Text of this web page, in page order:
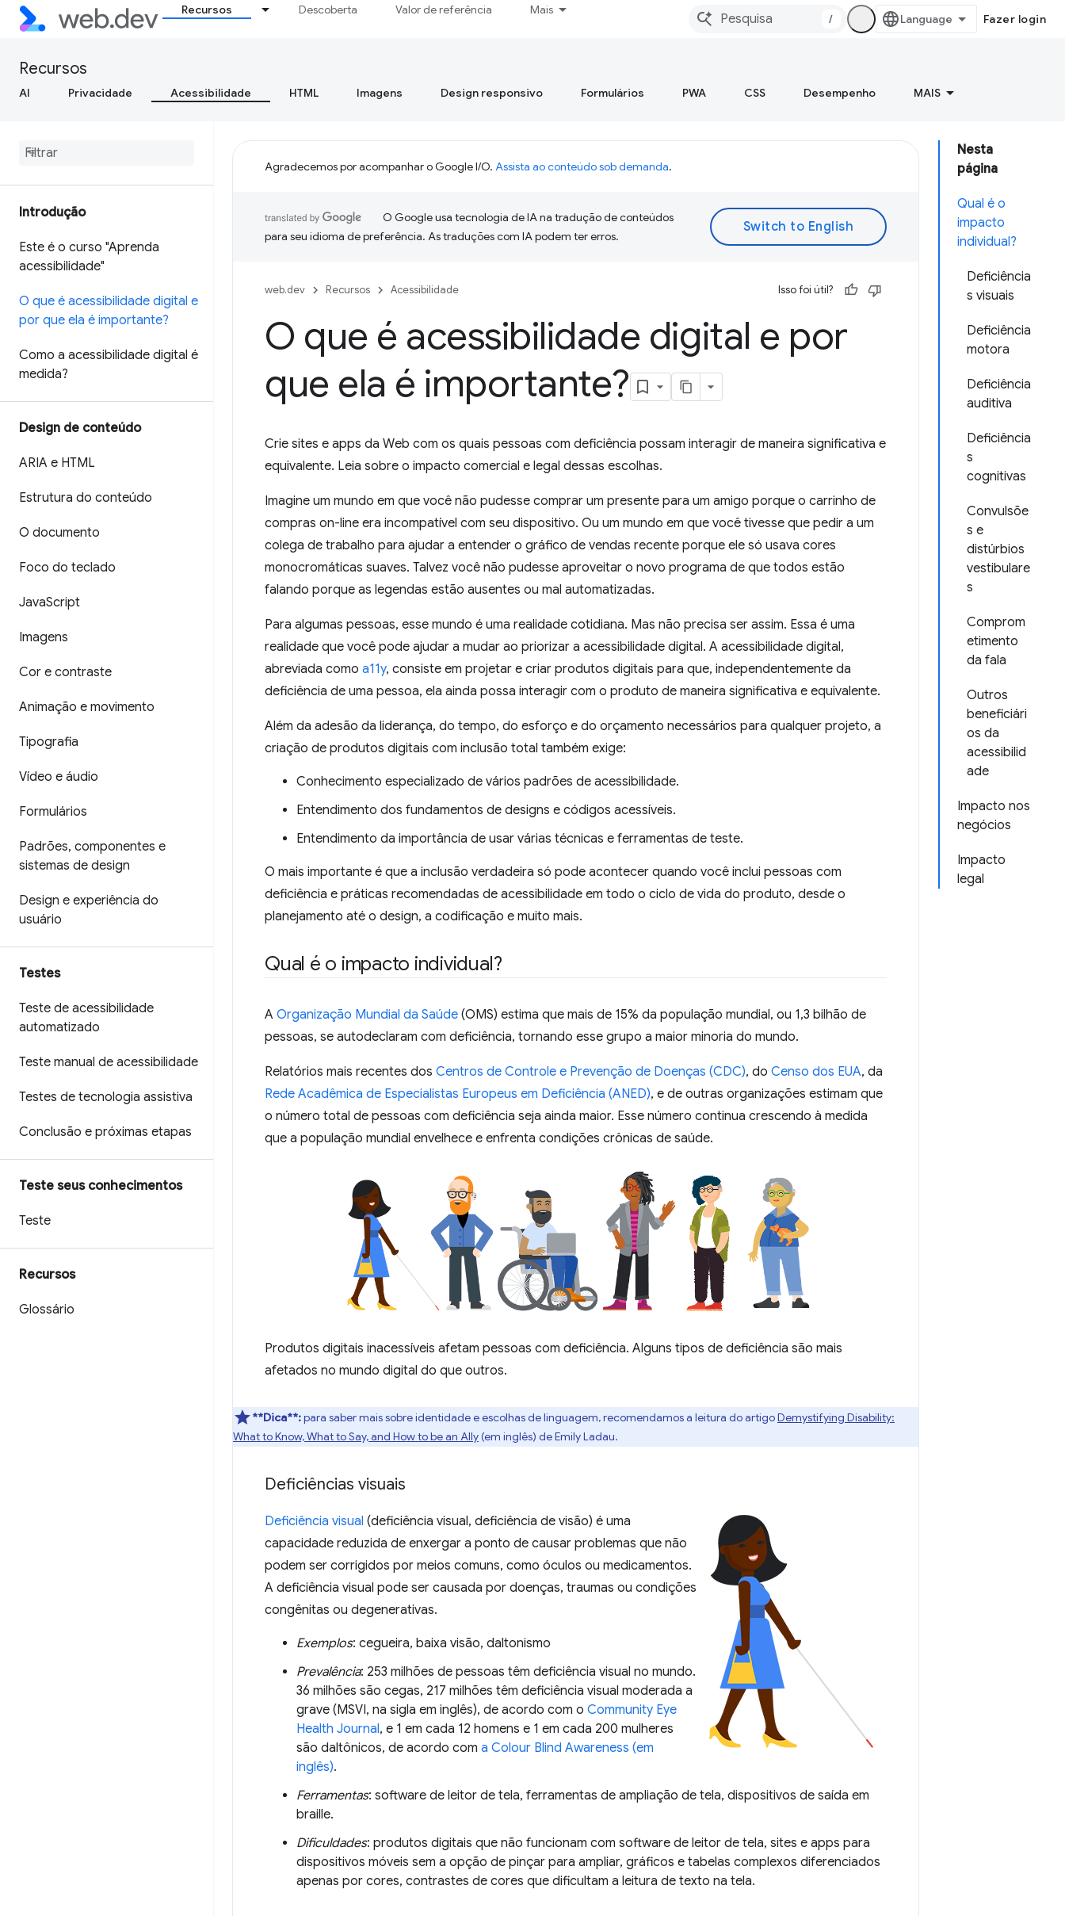
Recursos Descoberta Valor de referência Mais
/ Fazer login
Recursos
AI Privacidade Acessibilidade HTML Imagens Design responsivo Formulários PWA CSS Desempenho MAIS
Introdução
Este é o curso "Aprenda
acessibilidade"
O que é acessibilidade digital e
por que ela é importante?
Como a acessibilidade digital é
medida?
Design de conteúdo
ARIA e HTML
Estrutura do conteúdo
O documento
Foco do teclado
JavaScript
Imagens
Cor e contraste
Animação e movimento
Tipografia
Vídeo e áudio
Formulários
Padrões, componentes e
sistemas de design
Design e experiência do
usuário
Testes
Teste de acessibilidade
automatizado
Teste manual de acessibilidade
Testes de tecnologia assistiva
Conclusão e próximas etapas
Teste seus conhecimentos
Teste
Recursos
Glossário
Nesta
página
Qual é o
impacto
individual?
Deficiência
s visuais
Deficiência
motora
Deficiência
auditiva
Deficiência
s
cognitivas
Convulsõe
s e
distúrbios
vestibulare
s
Comprom
etimento
da fala
Outros
beneficiári
os da
acessibilid
ade
Impacto nos
negócios
Impacto
legal
Agradecemos por acompanhar o Google I/O. Assista ao conteúdo sob demanda.
O Google usa tecnologia de IA na tradução de conteúdos
para seu idioma de preferência. As traduções com IA podem ter erros.
web.dev Recursos Acessibilidade Isso foi útil?
O que é acessibilidade digital e por
que ela é importante?
Crie sites e apps da Web com os quais pessoas com deficiência possam interagir de maneira significativa e
equivalente. Leia sobre o impacto comercial e legal dessas escolhas.
Imagine um mundo em que você não pudesse comprar um presente para um amigo porque o carrinho de
compras on-line era incompatível com seu dispositivo. Ou um mundo em que você tivesse que pedir a um
colega de trabalho para ajudar a entender o gráfico de vendas recente porque ele só usava cores
monocromáticas suaves. Talvez você não pudesse aproveitar o novo programa de que todos estão
falando porque as legendas estão ausentes ou mal automatizadas.
Para algumas pessoas, esse mundo é uma realidade cotidiana. Mas não precisa ser assim. Essa é uma
realidade que você pode ajudar a mudar ao priorizar a acessibilidade digital. A acessibilidade digital,
abreviada como a11y, consiste em projetar e criar produtos digitais para que, independentemente da
deficiência de uma pessoa, ela ainda possa interagir com o produto de maneira significativa e equivalente.
Além da adesão da liderança, do tempo, do esforço e do orçamento necessários para qualquer projeto, a
criação de produtos digitais com inclusão total também exige:
Conhecimento especializado de vários padrões de acessibilidade.
Entendimento dos fundamentos de designs e códigos acessíveis.
Entendimento da importância de usar várias técnicas e ferramentas de teste.
O mais importante é que a inclusão verdadeira só pode acontecer quando você inclui pessoas com
deficiência e práticas recomendadas de acessibilidade em todo o ciclo de vida do produto, desde o
planejamento até o design, a codificação e muito mais.
Qual é o impacto individual?
A Organização Mundial da Saúde (OMS) estima que mais de 15% da população mundial, ou 1,3 bilhão de
pessoas, se autodeclaram com deficiência, tornando esse grupo a maior minoria do mundo.
Relatórios mais recentes dos Centros de Controle e Prevenção de Doenças (CDC), do Censo dos EUA, da
Rede Acadêmica de Especialistas Europeus em Deficiência (ANED), e de outras organizações estimam que
o número total de pessoas com deficiência seja ainda maior. Esse número continua crescendo à medida
que a população mundial envelhece e enfrenta condições crônicas de saúde.
Produtos digitais inacessíveis afetam pessoas com deficiência. Alguns tipos de deficiência são mais
afetados no mundo digital do que outros.
**Dica**:para saber mais sobre identidade e escolhas de linguagem, recomendamos a leitura do artigoDemystifying Disability:
What to Know, What to Say, and How to be an Ally(em inglês) de Emily Ladau.
Deficiências visuais
Deficiência visual (deficiência visual, deficiência de visão) é uma
capacidade reduzida de enxergar a ponto de causar problemas que não
podem ser corrigidos por meios comuns, como óculos ou medicamentos.
A deficiência visual pode ser causada por doenças, traumas ou condições
congênitas ou degenerativas.
Exemplos: cegueira, baixa visão, daltonismo
Prevalência: 253 milhões de pessoas têm deficiência visual no mundo.
36 milhões são cegas, 217 milhões têm deficiência visual moderada a
grave (MSVI, na sigla em inglês), de acordo com o Community Eye
Health Journal, e 1 em cada 12 homens e 1 em cada 200 mulheres
são daltônicos, de acordo com a Colour Blind Awareness (em
inglês).
Ferramentas: software de leitor de tela, ferramentas de ampliação de tela, dispositivos de saída em
braille.
Dificuldades: produtos digitais que não funcionam com software de leitor de tela, sites e apps para
dispositivos móveis sem a opção de pinçar para ampliar, gráficos e tabelas complexos diferenciados
apenas por cores, contrastes de cores que dificultam a leitura de texto na tela.